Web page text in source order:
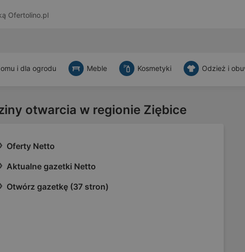
Ofertolino.pl
i dla ogrodu Meble Kosmetyki Odzież i
otwarcia w regionie Ziębice
Oferty Netto
Aktualne gazetki Netto
Otwórz gazetkę (37 stron)